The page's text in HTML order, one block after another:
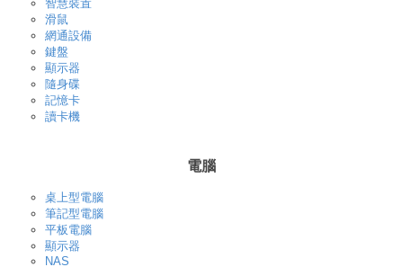
智慧裝置
滑鼠
網通設備
鍵盤
顯示器
隨身碟
記憶卡
讀卡機
電腦
桌上型電腦
筆記型電腦
平板電腦
顯示器
NAS